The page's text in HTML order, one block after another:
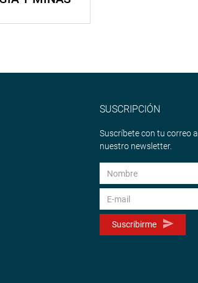
SUSCRIPCIÓN
Suscríbete con tu correo a
nuestro newsletter.
Suscribirme